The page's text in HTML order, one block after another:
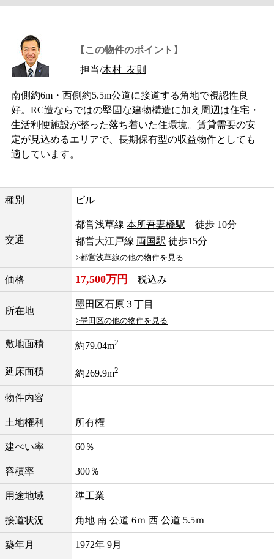
【この物件のポイント】
担当/木村 友則
南側約6m・西側約5.5m公道に接道する角地で視認性良
好。RC造ならではの堅固な建物構造に加え周辺は住宅・
生活利便施設が整った落ち着いた住環境。賃貸需要の安
定が見込めるエリアで、長期保有型の収益物件としても
適しています。
種別 ビル
交通
都営浅草線 本所吾妻橋駅 徒歩 10分
都営大江戸線 両国駅 徒歩15分
>都営浅草線の他の物件を見る
価格 17,500万円 税込み
所在地
墨田区石原３丁目
>墨田区の他の物件を見る
敷地面積 約79.04m2
延床面積 約269.9m2
物件内容
土地権利 所有権
建ぺい率 60％
容積率 300％
用途地域 準工業
接道状況 角地 南 公道 6ｍ 西 公道 5.5ｍ
築年月 1972年 9月